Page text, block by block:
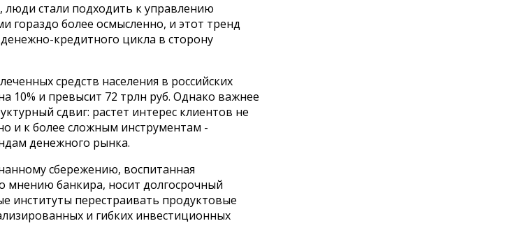
стали подходить к управлению
гораздо более осмысленно, и этот тренд
кредитного цикла в сторону
средств населения в российских
10% и превысит 72 трлн руб. Однако важнее
сдвиг: растет интерес клиентов не
и к более сложным инструментам -
денежного рынка.
сбережению, воспитанная
мнению банкира, носит долгосрочный
институты перестраивать продуктовые
и гибких инвестиционных